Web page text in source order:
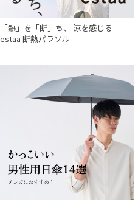
「熱」を「断」ち、 涼を感じる -
estaa 断熱パラソル -